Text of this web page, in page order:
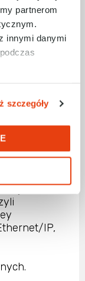
partnerom
innymi danymi
szczegóły
oraz
od
z
HMI
są w
i
IP,